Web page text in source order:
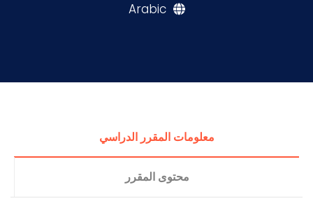
Arabic
معلومات المقرر الدراسي
محتوى المقرر